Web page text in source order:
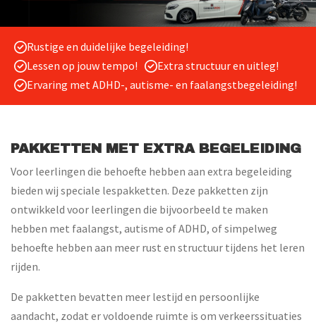
Rustige en duidelijke begeleiding!
Lessen op jouw tempo!
Extra structuur en uitleg!
Ervaring met ADHD-, autisme- en faalangstbegeleiding!
PAKKETTEN MET EXTRA BEGELEIDING
Voor leerlingen die behoefte hebben aan extra begeleiding
bieden wij speciale lespakketten. Deze pakketten zijn
ontwikkeld voor leerlingen die bijvoorbeeld te maken
hebben met faalangst, autisme of ADHD, of simpelweg
behoefte hebben aan meer rust en structuur tijdens het leren
rijden.
De pakketten bevatten meer lestijd en persoonlijke
aandacht, zodat er voldoende ruimte is om verkeerssituaties